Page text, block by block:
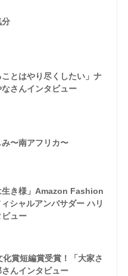
分
ことはやり尽くしたい」ナ
さんインタビュー
〜南アフリカ〜
生き様」Amazon Fashion
シャルアンバサダー ハリ
ュー
賞短編賞受賞！「大家さ
んインタビュー